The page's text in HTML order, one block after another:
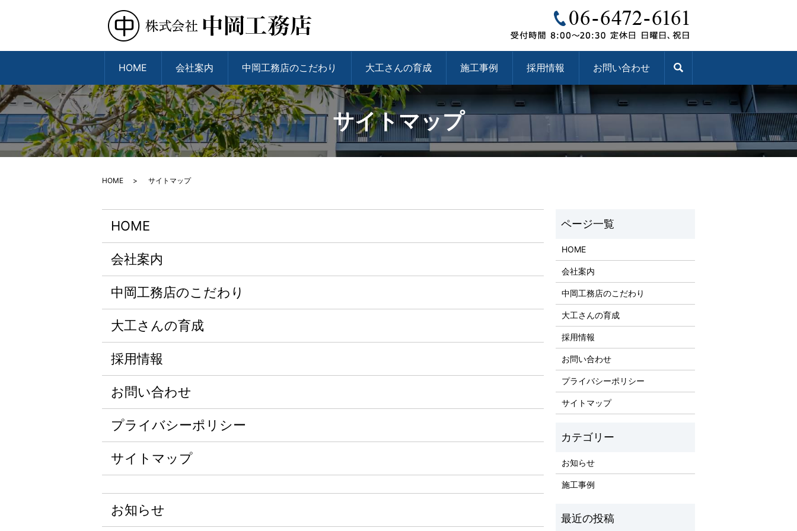
HOME 会社案内 中岡工務店のこだわり 大工さんの育成 施工事例 採用情報 お問い合わせ
サイトマップ
HOME サイトマップ
HOME
会社案内
中岡工務店のこだわり
大工さんの育成
採用情報
お問い合わせ
プライバシーポリシー
サイトマップ
お知らせ
HOME
会社案内
中岡工務店のこだわり
大工さんの育成
採用情報
お問い合わせ
プライバシーポリシー
サイトマップ
お知らせ
施工事例